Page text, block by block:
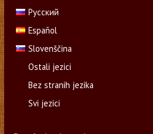
Русский
Español
Slovenščina
Ostali jezici
Bez stranih jezika
Svi jezici